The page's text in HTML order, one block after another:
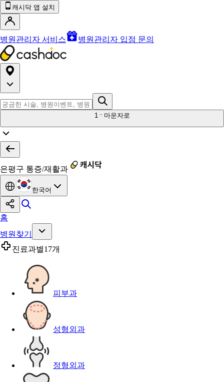
캐시닥 앱 설치
병원관리자 서비스 병원관리자 입점 문의
1 마운자로
은평구 통증/재활과
한국어
홈
병원찾기
진료과별17개
피부과
성형외과
정형외과